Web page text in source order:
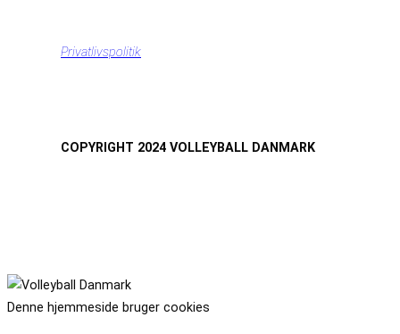
Privatlivspolitik
COPYRIGHT 2024 VOLLEYBALL DANMARK
Denne hjemmeside bruger cookies